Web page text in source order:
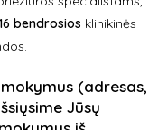
bendrosios klinikinės
(adresas,
Jūsų